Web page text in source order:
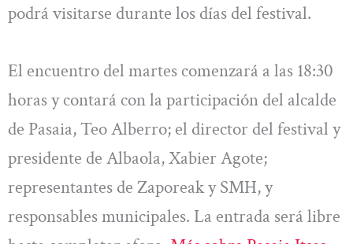
podrá visitarse durante los días del festival.
El encuentro del martes comenzará a las 18:30
horas y contará con la participación del alcalde
de Pasaia, Teo Alberro; el director del festival y
presidente de Albaola, Xabier Agote;
representantes de Zaporeak y SMH, y
responsables municipales. La entrada será libre